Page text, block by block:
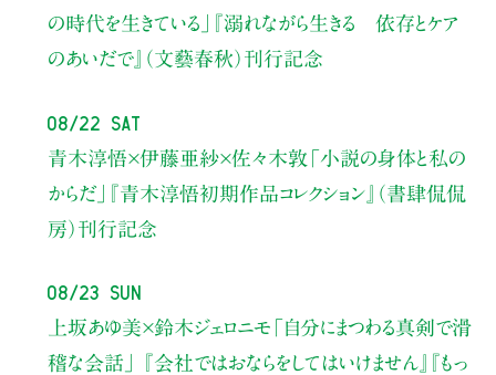
の時代を生きている」
『溺れながら生きる 依存とケア
のあいだで』（文藝春秋）刊行記念
08/22 Sat
青木淳悟×伊藤亜紗×佐々木敦 「小説の身体と私の
からだ」
『青木淳悟初期作品コレクション』（書肆侃侃
房）刊行記念
08/23 Sun
上坂あゆ美×鈴木ジェロニモ 「自分にまつわる真剣で滑
稽な会話」
『会社ではおならをしてはいけません』『もっ